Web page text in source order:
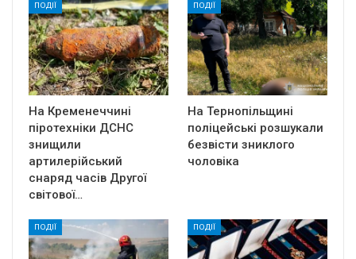
ПОДІЇ
На Кременеччині
піротехніки ДСНС
знищили
артилерійський
снаряд часів Другої
світової…
ПОДІЇ
На Тернопільщині
поліцейські розшукали
безвісти зниклого
чоловіка
ПОДІЇ ПОДІЇ